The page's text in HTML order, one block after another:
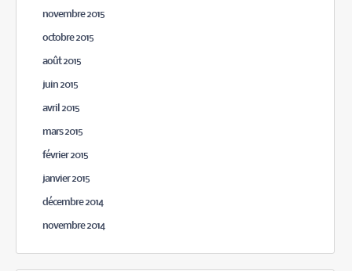
novembre 2015
octobre 2015
août 2015
juin 2015
avril 2015
mars 2015
février 2015
janvier 2015
décembre 2014
novembre 2014